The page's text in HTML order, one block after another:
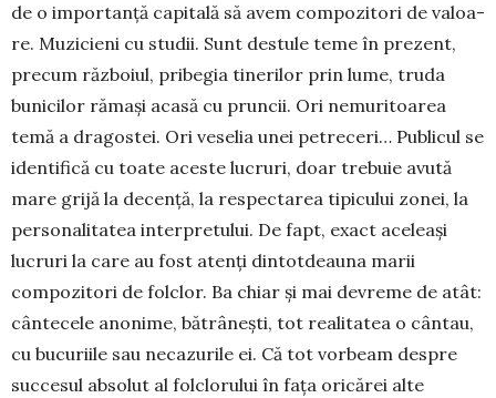
de o im­por­tan­ţă capi­ta­lă să avem com­pozitori de valoa­
re. Muzicieni cu studii. Sunt destule teme în prezent,
pre­cum războ­iul, pribegia tine­ri­lor prin lume, truda
buni­ci­lor rămaşi acasă cu pruncii. Ori ne­mu­ritoarea
temă a dragostei. Ori veselia unei petreceri… Pu­bli­cul se
iden­ti­fi­că cu toate aceste lucruri, doar tre­buie avută
mare grijă la decenţă, la respectarea tipicului zonei, la
persona­litatea interpre­tului. De fapt, exact aceleaşi
lucruri la care au fost atenţi dintot­dea­una marii
compo­zi­tori de folclor. Ba chiar şi mai devreme de atât:
cân­tecele ano­nime, bătrâneşti, tot rea­litatea o cântau,
cu bucuriile sau neca­zu­rile ei. Că tot vor­beam des­pre
succesul absolut al folcloru­lui în faţa oricărei alte